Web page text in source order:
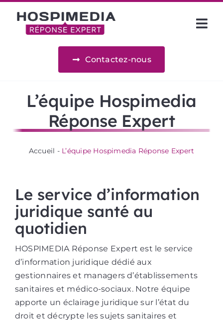
contenu
Nos juristes
Ressources
Contactez-nous
L’équipe Hospimedia
Réponse Expert
Accueil - L’équipe Hospimedia Réponse Expert
Le service d’information
juridique santé au
quotidien
HOSPIMEDIA Réponse Expert est le service
d’information juridique dédié aux
gestionnaires et managers d’établissements
sanitaires et médico-sociaux. Notre équipe
apporte un éclairage juridique sur l’état du
droit et décrypte les sujets sanitaires et